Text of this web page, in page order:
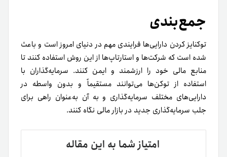
جمع‌بندی
توکنایز کردن دارایی‌ها فرایندی مهم در دنیای امروز است و باعث‌
شده است که شرکت‌ها و استارتاپ‌ها از این روش استفاده کنند تا
منابع مالی خود را ارزشمند و ایمن کنند. سرمایه‌گذاران با
استفاده از توکن‌ها می‌توانند مستقیماً و بدون واسطه در
دارایی‌های مختلف سرمایه‌گذاری و به آن به‌عنوان راهی برای
جلب سرمایه‌گذاری جدید در بازار مالی نگاه کنند.
امتیاز شما به این مقاله